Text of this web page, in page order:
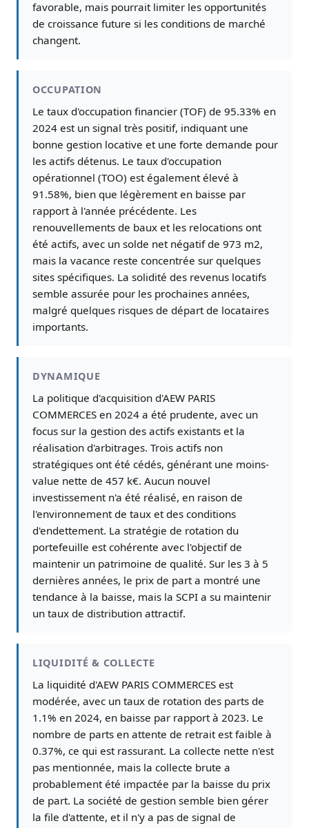
favorable, mais pourrait limiter les opportunités
de croissance future si les conditions de marché
changent.
OCCUPATION
Le taux d'occupation financier (TOF) de 95.33% en
2024 est un signal très positif, indiquant une
bonne gestion locative et une forte demande pour
les actifs détenus. Le taux d'occupation
opérationnel (TOO) est également élevé à
91.58%, bien que légèrement en baisse par
rapport à l'année précédente. Les
renouvellements de baux et les relocations ont
été actifs, avec un solde net négatif de 973 m2,
mais la vacance reste concentrée sur quelques
sites spécifiques. La solidité des revenus locatifs
semble assurée pour les prochaines années,
malgré quelques risques de départ de locataires
importants.
DYNAMIQUE
La politique d'acquisition d'AEW PARIS
COMMERCES en 2024 a été prudente, avec un
focus sur la gestion des actifs existants et la
réalisation d'arbitrages. Trois actifs non
stratégiques ont été cédés, générant une moins-
value nette de 457 k€. Aucun nouvel
investissement n'a été réalisé, en raison de
l'environnement de taux et des conditions
d'endettement. La stratégie de rotation du
portefeuille est cohérente avec l'objectif de
maintenir un patrimoine de qualité. Sur les 3 à 5
dernières années, le prix de part a montré une
tendance à la baisse, mais la SCPI a su maintenir
un taux de distribution attractif.
LIQUIDITÉ & COLLECTE
La liquidité d'AEW PARIS COMMERCES est
modérée, avec un taux de rotation des parts de
1.1% en 2024, en baisse par rapport à 2023. Le
nombre de parts en attente de retrait est faible à
0.37%, ce qui est rassurant. La collecte nette n'est
pas mentionnée, mais la collecte brute a
probablement été impactée par la baisse du prix
de part. La société de gestion semble bien gérer
la file d'attente, et il n'y a pas de signal de